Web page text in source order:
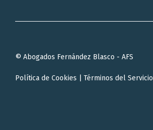
© Abogados Fernández Blasco - AFS
Política de Cookies Términos del Servicio